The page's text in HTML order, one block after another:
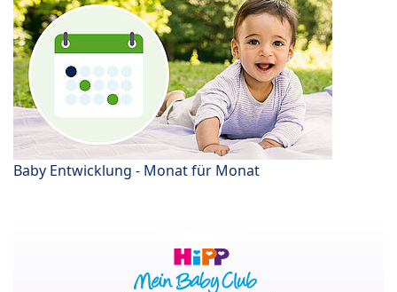
Baby Entwicklung - Monat für Monat